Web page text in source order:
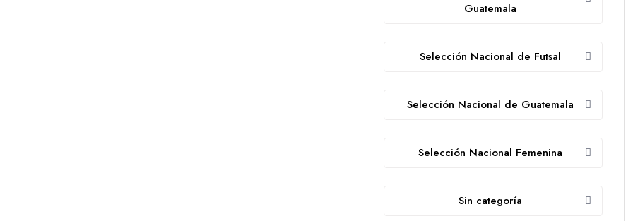
Guatemala
Selección Nacional de Futsal
Selección Nacional de Guatemala
Selección Nacional Femenina
Sin categoría